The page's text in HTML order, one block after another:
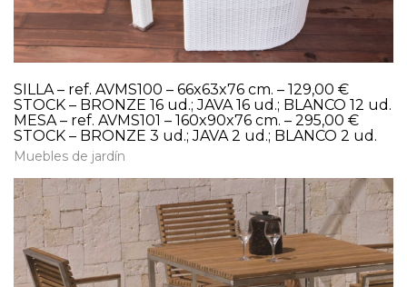
SILLA – ref. AVMS100 – 66x63x76 cm. – 129,00 €
STOCK – BRONZE 16 ud.; JAVA 16 ud.; BLANCO 12 ud.
MESA – ref. AVMS101 – 160x90x76 cm. – 295,00 €
STOCK – BRONZE 3 ud.; JAVA 2 ud.; BLANCO 2 ud.
Muebles de jardín